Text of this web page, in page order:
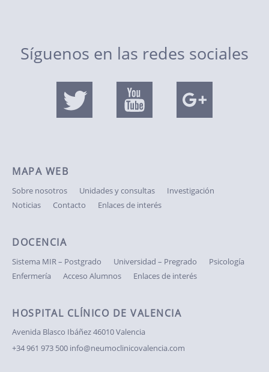
Síguenos en las redes sociales
HOSPITAL CLÍNICO DE VALENCIA
Avenida Blasco Ibáñez46010 Valencia
+34 961 973 500 info@neumoclinicovalencia.com
MAPA WEB
Sobre nosotros Unidades y consultas
Investigación
Noticias
Contacto Enlaces de interés
DOCENCIA
Sistema MIR – Postgrado Universidad – Pregrado
Psicología
Enfermería
Acceso Alumnos Enlaces de interés